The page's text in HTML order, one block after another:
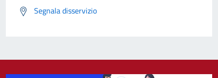
Segnala disservizio